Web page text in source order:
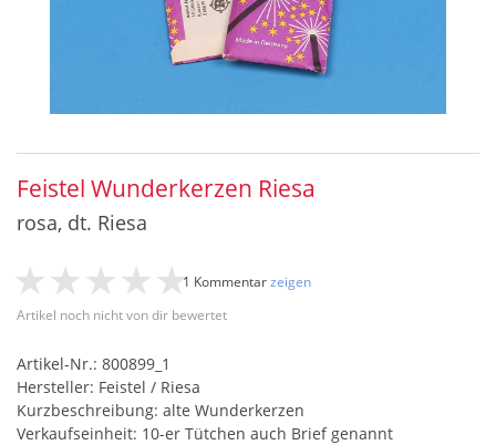
Feistel Wunderkerzen Riesa
rosa, dt. Riesa
Artikel noch nicht von dir bewertet
1 Kommentarzeigen
Artikel-Nr.: 800899_1
Hersteller: Feistel / Riesa
Kurzbeschreibung: alte Wunderkerzen
Verkaufseinheit: 10-er Tütchen auch Brief genannt